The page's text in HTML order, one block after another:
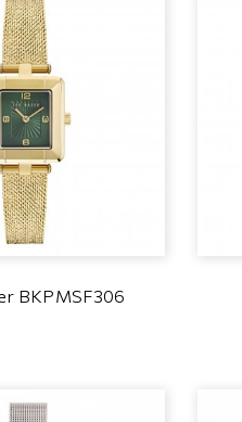
BKPMSF306